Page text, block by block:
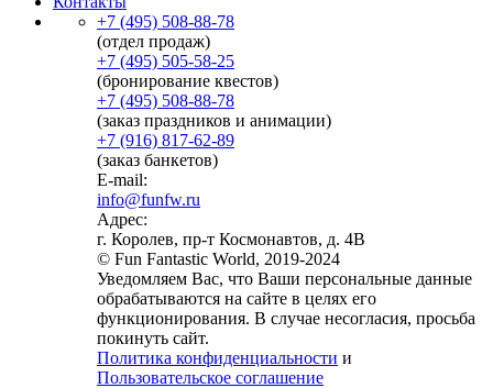
+7 (495) 508-88-78
(отдел продаж)
+7 (495) 505-58-25
(бронирование квестов)
+7 (495) 508-88-78
(заказ праздников и анимации)
+7 (916) 817-62-89
(заказ банкетов)
E-mail:
info@funfw.ru
Адрес:
г. Королев, пр-т Космонавтов, д. 4В
© Fun Fantastic World, 2019-2024
Уведомляем Вас, что Ваши персональные данные
обрабатываются на сайте в целях его
функционирования. В случае несогласия, просьба
покинуть сайт.
Политика конфиденциальности и
Пользовательское соглашение